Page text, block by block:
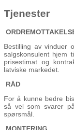
Tjenester
Bestilling av vinduer
salgskonsulent hjem
prisestimat og
latviske markedet.
RÅD
For å kunne bedre
så vel som svarer
spørsmål.